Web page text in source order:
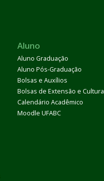
Aluno
Aluno Graduação
Aluno Pós-Graduação
Bolsas e Auxílios
Bolsas de Extensão e Cultura
Calendário Acadêmico
Moodle UFABC